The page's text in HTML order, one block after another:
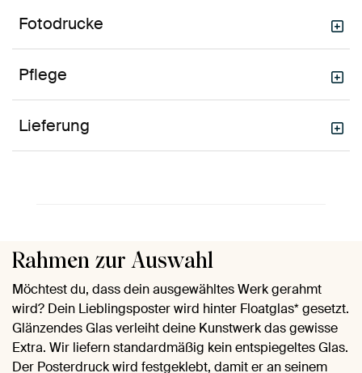
Fotodrucke
Pflege
Lieferung
Rahmen zur Auswahl
Möchtest du, dass dein ausgewähltes Werk gerahmt
wird? Dein Lieblingsposter wird hinter Floatglas* gesetzt.
Glänzendes Glas verleiht deine Kunstwerk das gewisse
Extra. Wir liefern standardmäßig kein entspiegeltes Glas.
Der Posterdruck wird festgeklebt, damit er an seinem